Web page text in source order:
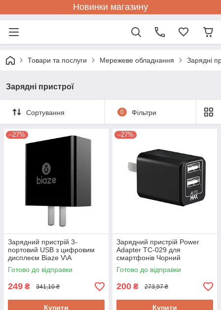
Новинки магазину
Товари та послуги Мережеве обладнання Зарядні
Зарядні пристрої
Сортування 0 Фільтри
–27%
Зарядний пристрій 3-
портовий USB з цифровим
дисплеєм Biaze V\A
Готово до відправки
249 ₴ 341,10 ₴
Купити
–27%
Зарядний пристрій Power
Adapter TC-029 для
смартфонів Чорний
Готово до відправки
200 ₴ 273,97 ₴
Купити